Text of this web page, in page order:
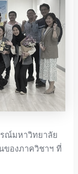
ณ์มหาวิทยาลัย
องภาควิชาฯ ที่